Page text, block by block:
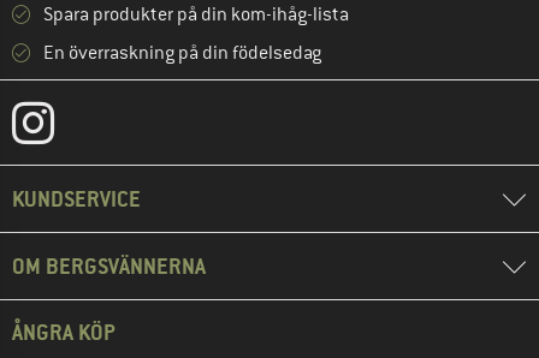
Spara produkter på din kom-ihåg-lista
En överraskning på din födelsedag
KUNDSERVICE
OM BERGSVÄNNERNA
ÅNGRA KÖP